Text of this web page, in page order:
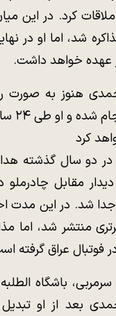
ملاقات کرد. در این
شد، اما او در
عهده خواهد داشت.
هنوز به صورت
کرد
دو سال گذشته
مقابل
جدا شد. در این مدت
منتشر شد، اما
عراق گرفته
سرمربی، باشگاه
بعد از او